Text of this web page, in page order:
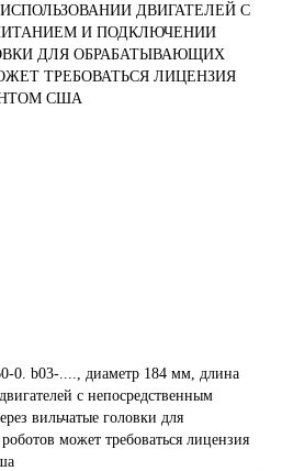
ДВИГАТЕЛЕЙ С
И ПОДКЛЮЧЕНИИ
ДЛЯ ОБРАБАТЫВАЮЩИХ
ТРЕБОВАТЬСЯ ЛИЦЕНЗИЯ
США
0. b03-...., диаметр 184 мм, длина
с непосредственным
вильчатые головки для
может требоваться лицензия